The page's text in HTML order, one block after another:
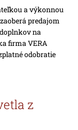
a výkonnou
predajom
na
firma VERA
odobratie
z